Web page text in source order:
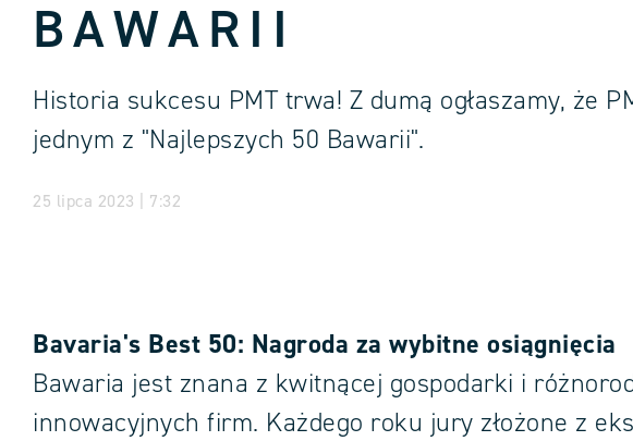
BAWARII
Historia sukcesu PMT trwa! Z dumą ogłaszamy, że
jednym z "Najlepszych 50 Bawarii".
25 lipca 2023 | 7:32
Bavaria's Best 50: Nagroda za wybitne osiągnięcia
Bawaria jest znana z kwitnącej gospodarki i
innowacyjnych firm. Każdego roku jury złożone z